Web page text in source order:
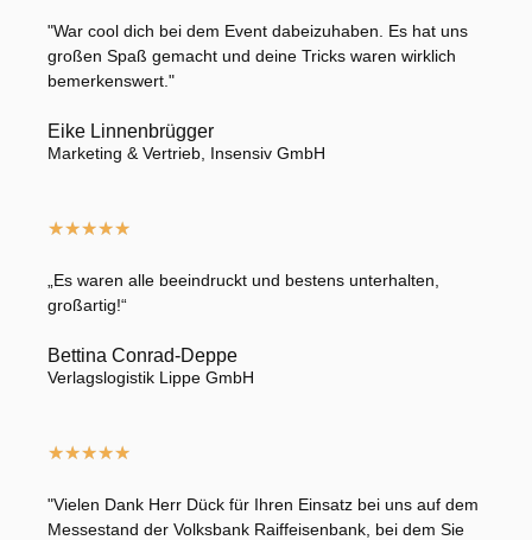
"War cool dich bei dem Event dabeizuhaben. Es hat uns
großen Spaß gemacht und deine Tricks waren wirklich
bemerkenswert."
Eike Linnenbrügger
Marketing & Vertrieb, Insensiv GmbH
★★★★★
„Es waren alle beeindruckt und bestens unterhalten,
großartig!“
Bettina Conrad-Deppe
Verlagslogistik Lippe GmbH
★★★★★
"Vielen Dank Herr Dück für Ihren Einsatz bei uns auf dem
Messestand der Volksbank Raiffeisenbank, bei dem Sie